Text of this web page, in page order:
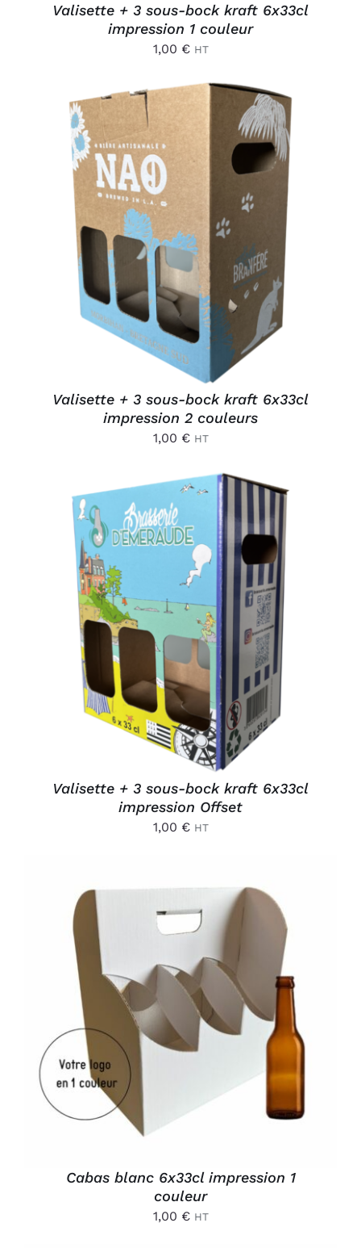
Valisette + 3 sous-bock kraft 6x33cl
impression 1 couleur
1,00 € HT
AJOUTER AU PANIER
DÉTAILS
Valisette + 3 sous-bock kraft 6x33cl
impression 2 couleurs
1,00 € HT
AJOUTER AU PANIER
DÉTAILS
Valisette + 3 sous-bock kraft 6x33cl
impression Offset
1,00 € HT
AJOUTER AU PANIER
/
DÉTAILS
Cabas blanc 6x33cl impression 1
couleur
1,00 € HT